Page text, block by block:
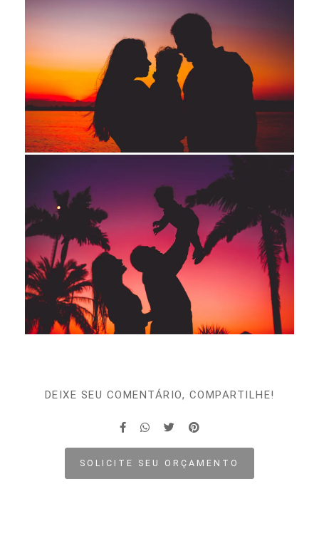
DEIXE SEU COMENTÁRIO, COMPARTILHE!
SOLICITE SEU ORÇAMENTO